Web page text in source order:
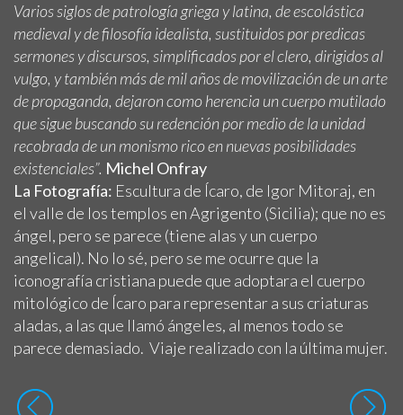
Varios siglos de patrología griega y latina, de escolástica
medieval y de filosofía idealista, sustituidos por predicas
sermones y discursos, simplificados por el clero, dirigidos al
vulgo, y también más de mil años de movilización de un arte
de propaganda, dejaron como herencia un cuerpo mutilado
que sigue buscando su redención por medio de la unidad
recobrada de un monismo rico en nuevas posibilidades
existenciales”. Michel Onfray
La Fotografía: Escultura de Ícaro, de Igor Mitoraj, en
el valle de los templos en Agrigento (Sicilia); que no es
ángel, pero se parece (tiene alas y un cuerpo
angelical). No lo sé, pero se me ocurre que la
iconografía cristiana puede que adoptara el cuerpo
mitológico de Ícaro para representar a sus criaturas
aladas, a las que llamó ángeles, al menos todo se
parece demasiado. Viaje realizado con la última mujer.